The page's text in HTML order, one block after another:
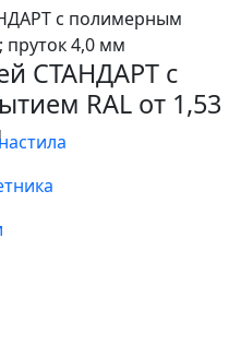
столбами
из евроштакетника
СТАНДАРТ с
RAL от 1,53